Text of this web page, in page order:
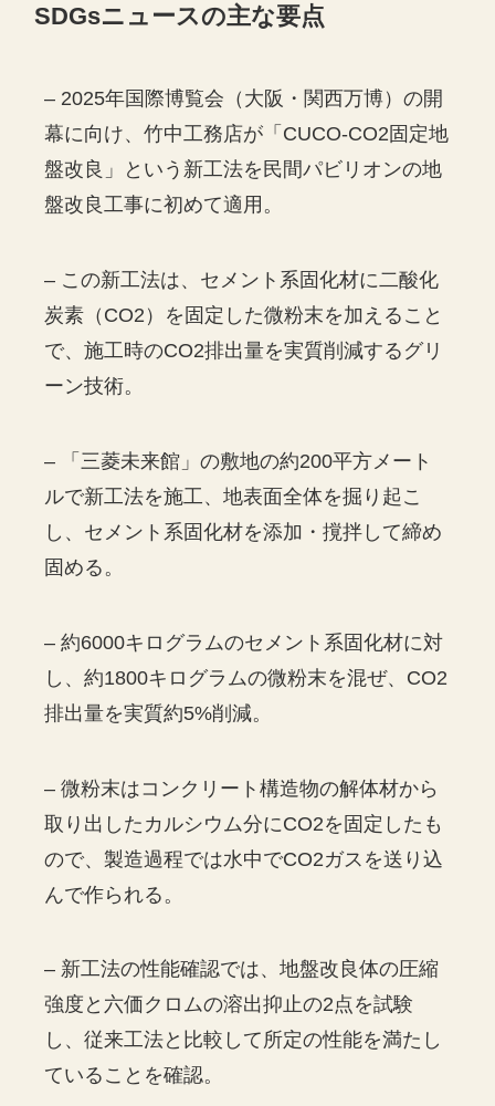
SDGsニュースの主な要点
– 2025年国際博覧会（大阪・関西万博）の開
幕に向け、竹中工務店が「CUCO-CO2固定地
盤改良」という新工法を民間パビリオンの地
盤改良工事に初めて適用。
– この新工法は、セメント系固化材に二酸化
炭素（CO2）を固定した微粉末を加えること
で、施工時のCO2排出量を実質削減するグリ
ーン技術。
– 「三菱未来館」の敷地の約200平方メート
ルで新工法を施工、地表面全体を掘り起こ
し、セメント系固化材を添加・撹拌して締め
固める。
– 約6000キログラムのセメント系固化材に対
し、約1800キログラムの微粉末を混ぜ、CO2
排出量を実質約5%削減。
– 微粉末はコンクリート構造物の解体材から
取り出したカルシウム分にCO2を固定したも
ので、製造過程では水中でCO2ガスを送り込
んで作られる。
– 新工法の性能確認では、地盤改良体の圧縮
強度と六価クロムの溶出抑止の2点を試験
し、従来工法と比較して所定の性能を満たし
ていることを確認。